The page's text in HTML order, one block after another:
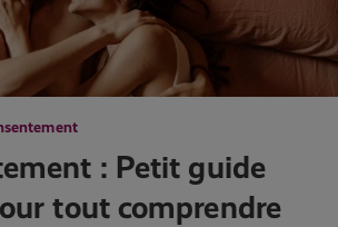
: Petit guide
tout comprendre